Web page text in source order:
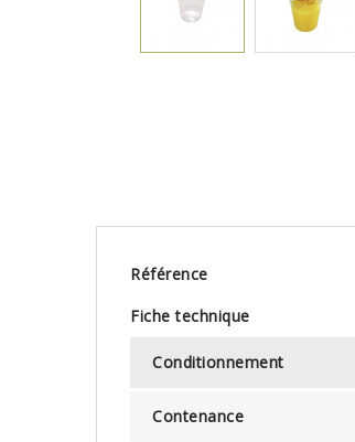
Référence
Fiche technique
Conditionnement
Contenance